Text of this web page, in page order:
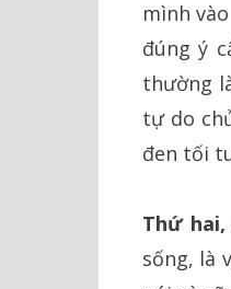
mình
đúng ý
thường
tự do
đen tối
Thứ
sống, là